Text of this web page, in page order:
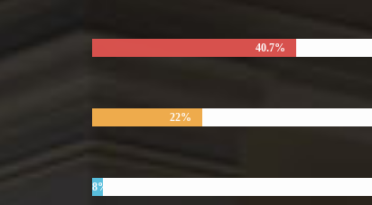
40.7%
22%
8%